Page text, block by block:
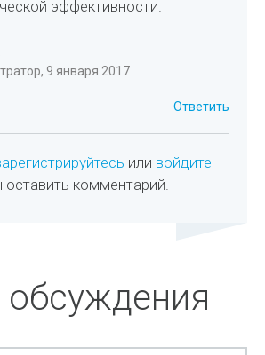
эффективности.
9 января 2017
Ответить
или войдите
оставить комментарий.
обсуждения